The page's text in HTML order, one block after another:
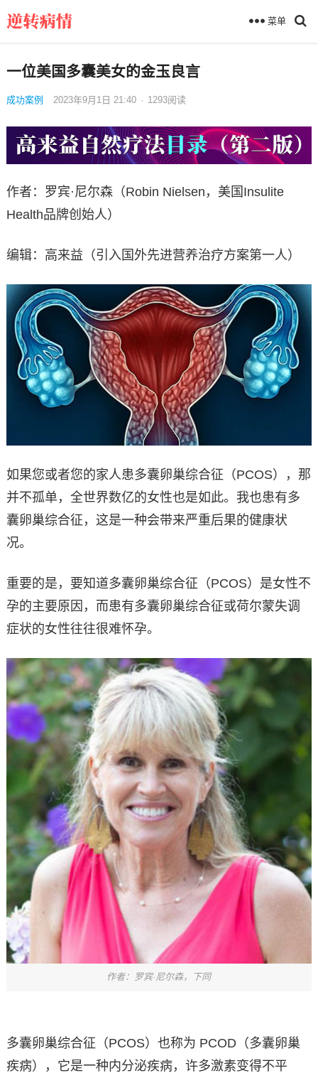
菜单
一位美国多囊美女的金玉良言
成功案例 2023年9月1日 21:40 · 1293阅读
作者：罗宾·尼尔森（Robin Nielsen，美国Insulite
Health品牌创始人）
编辑：高来益（引入国外先进营养治疗方案第一人）
如果您或者您的家人患多囊卵巢综合征（PCOS），那
并不孤单，全世界数亿的女性也是如此。我也患有多
囊卵巢综合征，这是一种会带来严重后果的健康状
况。
重要的是，要知道多囊卵巢综合征（PCOS）是女性不
孕的主要原因，而患有多囊卵巢综合征或荷尔蒙失调
症状的女性往往很难怀孕。
作者：罗宾·尼尔森，下同
多囊卵巢综合征（PCOS）也称为 PCOD（多囊卵巢
疾病），它是一种内分泌疾病，许多激素变得不平